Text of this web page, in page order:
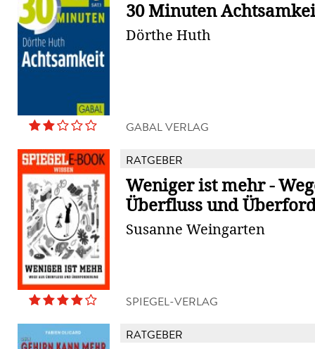
30 Minuten
Dörthe Huth
GABAL VERLAG
RATGEBER
Weniger ist mehr -
Überfluss und
Susanne Weingarten
SPIEGEL-VERLAG
RATGEBER